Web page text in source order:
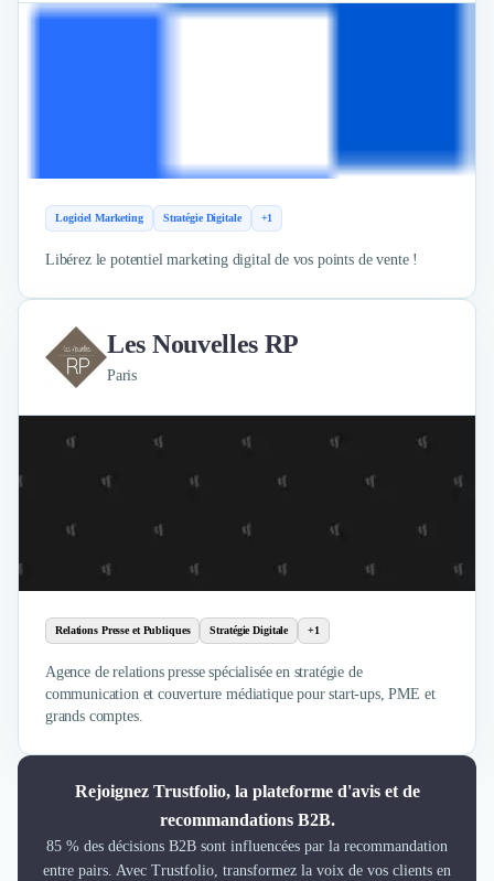
Logiciel Marketing Stratégie Digitale +1
Libérez le potentiel marketing digital de vos points de vente !
Les Nouvelles RP
Paris
Relations Presse et Publiques Stratégie Digitale +1
Agence de relations presse spécialisée en stratégie de
communication et couverture médiatique pour start-ups, PME et
grands comptes.
Rejoignez Trustfolio, la plateforme d'avis et de
recommandations B2B.
85 % des décisions B2B sont influencées par la recommandation
entre pairs. Avec Trustfolio, transformez la voix de vos clients en